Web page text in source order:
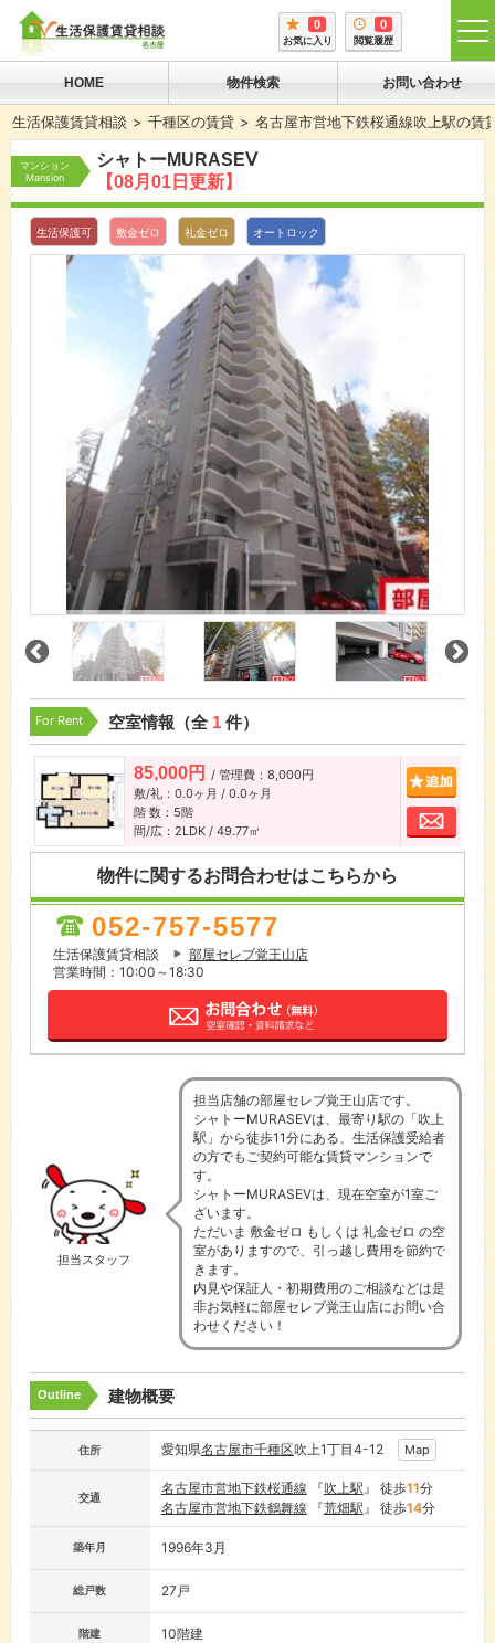
0
お気に入り
0
閲覧履歴
HOME 物件検索 お問い合わせ
生活保護賃貸相談 千種区の賃貸 名古屋市営地下鉄桜通線吹上駅の賃
マンション
Mansion
シャトーMURASEⅤ
【08月01日更新】
生活保護可 敷金ゼロ 礼金ゼロ オートロック
For Rent 空室情報（全 1件）
85,000円 / 管理費：8,000円
敷/礼：0.0ヶ月 / 0.0ヶ月
階 数：5階
間/広：2LDK / 49.77㎡
お問
物件に関するお問合わせはこちらから
052-757-5577
生活保護賃貸相談
部屋セレブ覚王山店
営業時間：10:00～18:30
担当スタッフ
担当店舗の部屋セレブ覚王山店です。
シャトーMURASEⅤは、最寄り駅の「吹上
駅」から徒歩11分にある、生活保護受給者
の方でもご契約可能な賃貸マンションで
す。
シャトーMURASEⅤは、現在空室が1室ご
ざいます。
ただいま 敷金ゼロ もしくは 礼金ゼロ の空
室がありますので、引っ越し費用を節約で
きます。
内見や保証人・初期費用のご相談などは是
非お気軽に部屋セレブ覚王山店にお問い合
わせください！
Outline 建物概要
住所 愛知県名古屋市千種区吹上1丁目4-12 Map
交通
名古屋市営地下鉄桜通線 『吹上駅』 徒歩11分
名古屋市営地下鉄鶴舞線 『荒畑駅』 徒歩14分
築年月 1996年3月
総戸数 27戸
階建 10階建